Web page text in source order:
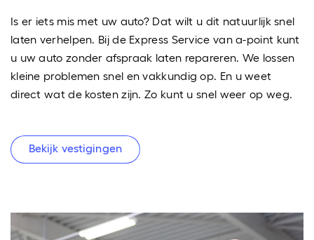
Is er iets mis met uw auto? Dat wilt u dit natuurlijk snel
laten verhelpen. Bij de Express Service van a-point kunt
u uw auto zonder afspraak laten repareren. We lossen
kleine problemen snel en vakkundig op. En u weet
direct wat de kosten zijn. Zo kunt u snel weer op weg.
Bekijk vestigingen